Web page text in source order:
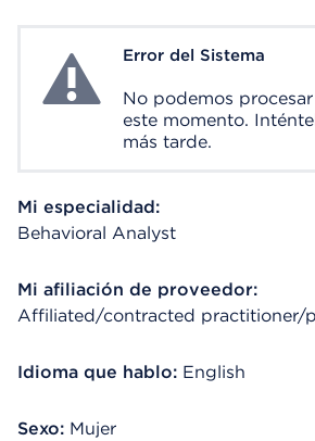
System ErrorError del Sistema
No podemos
este momento.
más tarde.
Mi especialidad:
Behavioral Analyst
Mi afiliación de proveedor:
Affiliated/contracted practitioner/
Idioma que hablo: English
Sexo: Mujer